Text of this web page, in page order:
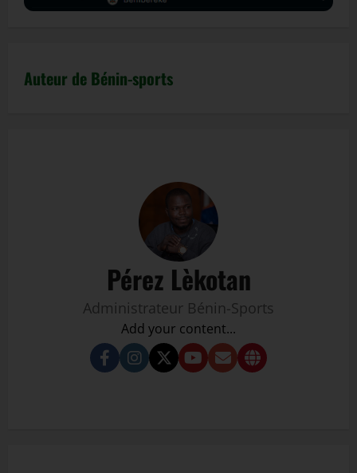
Auteur de Bénin-sports
Pérez Lèkotan
Administrateur Bénin-Sports
Add your content...